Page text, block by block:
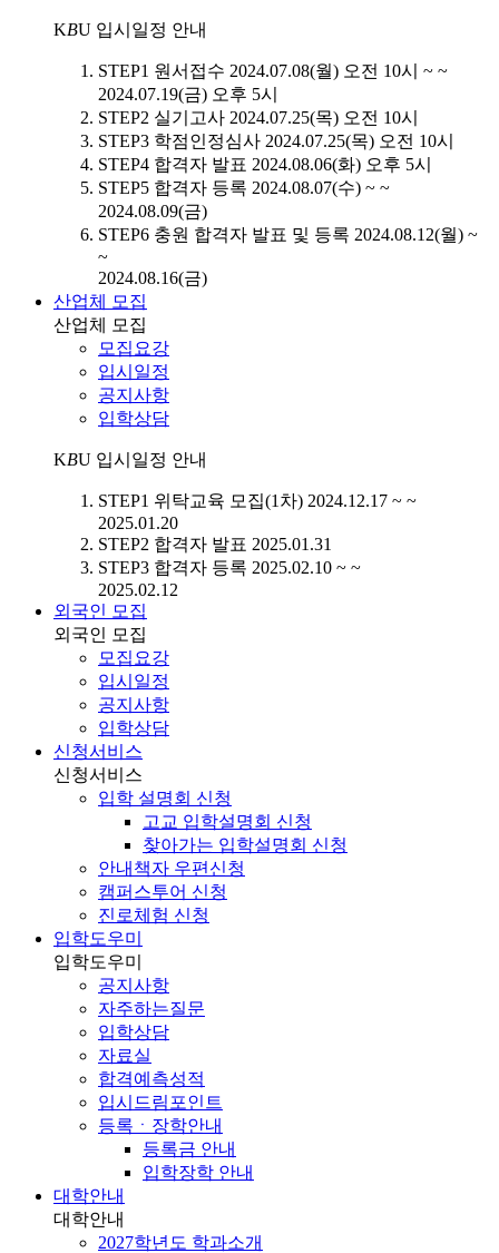
KBU 입시일정 안내
STEP1 원서접수 2024.07.08(월) 오전 10시 ~ ~
2024.07.19(금) 오후 5시
STEP2 실기고사 2024.07.25(목) 오전 10시
STEP3 학점인정심사 2024.07.25(목) 오전 10시
STEP4 합격자 발표 2024.08.06(화) 오후 5시
STEP5 합격자 등록 2024.08.07(수) ~ ~
2024.08.09(금)
STEP6 충원 합격자 발표 및 등록 2024.08.12(월) ~
~
2024.08.16(금)
산업체 모집
산업체 모집
모집요강
입시일정
공지사항
입학상담
KBU 입시일정 안내
STEP1 위탁교육 모집(1차) 2024.12.17 ~ ~
2025.01.20
STEP2 합격자 발표 2025.01.31
STEP3 합격자 등록 2025.02.10 ~ ~
2025.02.12
외국인 모집
외국인 모집
모집요강
입시일정
공지사항
입학상담
신청서비스
신청서비스
입학 설명회 신청
고교 입학설명회 신청
찾아가는 입학설명회 신청
안내책자 우편신청
캠퍼스투어 신청
진로체험 신청
입학도우미
입학도우미
공지사항
자주하는질문
입학상담
자료실
합격예측성적
입시드림포인트
등록ㆍ장학안내
등록금 안내
입학장학 안내
대학안내
대학안내
2027학년도 학과소개